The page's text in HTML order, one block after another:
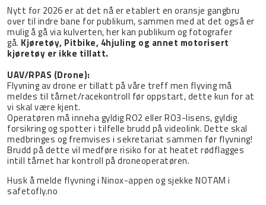
Nytt for 2026 er at det nå er etablert en oransje gangbru
over til indre bane for publikum, sammen med at det også er
mulig å gå via kulverten, her kan publikum og fotografer
gå. Kjøretøy, Pitbike, 4hjuling og annet motorisert
kjøretøy er ikke tillatt.
UAV/RPAS (Drone):
Flyvning av drone er tillatt på våre treff men flyving må
meldes til tårnet/racekontroll før oppstart, dette kun for at
vi skal være kjent.
Operatøren må inneha gyldig RO2 eller RO3-lisens, gyldig
forsikring og spotter i tilfelle brudd på videolink. Dette skal
medbringes og fremvises i sekretariat sammen før flyvning!
Brudd på dette vil medføre risiko for at heatet rødflagges
intill tårnet har kontroll på droneoperatøren.
Husk å melde flyvning i Ninox-appen og sjekke NOTAM i
safetofly.no